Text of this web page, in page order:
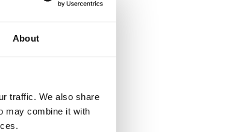
About
traffic. We also share
may combine it with
Service med
Chain
arbeid, ble
automatisk